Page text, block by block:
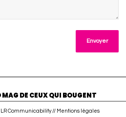
DE CEUX QUI BOUGENT
LR Communicability // Mentions légales